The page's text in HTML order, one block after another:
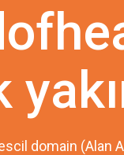
domain (Alan